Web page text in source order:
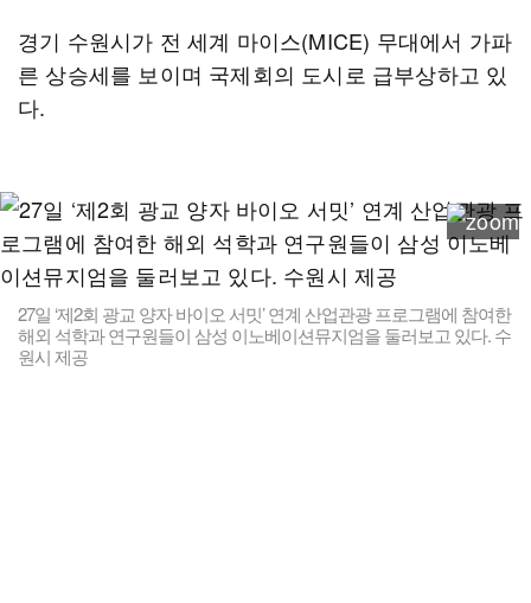
경기 수원시가 전 세계 마이스(MICE) 무대에서 가파
른 상승세를 보이며 국제회의 도시로 급부상하고 있
다.
27일 ‘제2회 광교 양자 바이오 서밋’ 연계 산업관광 프로그램에 참여한
해외 석학과 연구원들이 삼성 이노베이션뮤지엄을 둘러보고 있다. 수
원시 제공